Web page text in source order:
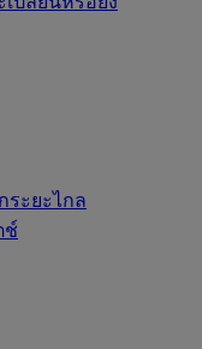
ะยะไกล
ช์